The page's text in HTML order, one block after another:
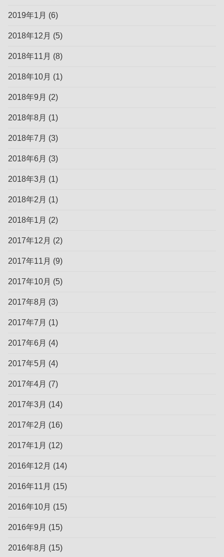
2019年1月 (6)
2018年12月 (5)
2018年11月 (8)
2018年10月 (1)
2018年9月 (2)
2018年8月 (1)
2018年7月 (3)
2018年6月 (3)
2018年3月 (1)
2018年2月 (1)
2018年1月 (2)
2017年12月 (2)
2017年11月 (9)
2017年10月 (5)
2017年8月 (3)
2017年7月 (1)
2017年6月 (4)
2017年5月 (4)
2017年4月 (7)
2017年3月 (14)
2017年2月 (16)
2017年1月 (12)
2016年12月 (14)
2016年11月 (15)
2016年10月 (15)
2016年9月 (15)
2016年8月 (15)